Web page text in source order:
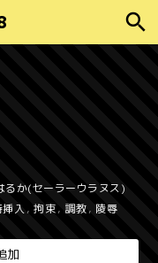
るか(セーラーウラヌス)
入 ,拘束, 調教, 陵辱
加